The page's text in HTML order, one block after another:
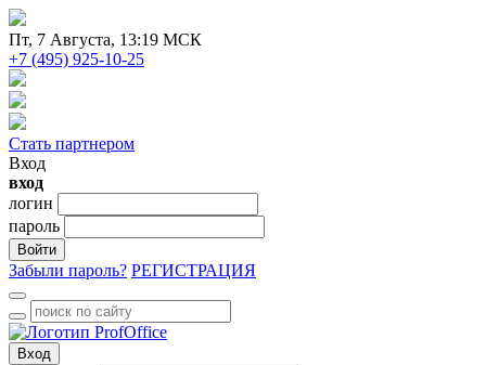
Пт, 7 Августа, 13:19 МСК
+7 (495) 925-10-25
Стать партнером
Вход
вход
логин
пароль
Войти
Забыли пароль? РЕГИСТРАЦИЯ
Вход